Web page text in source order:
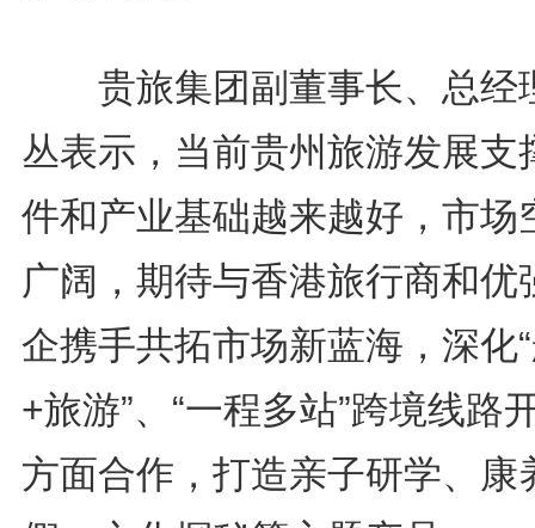
贵旅集团副董事长、总经
丛表示，当前贵州旅游发展支
件和产业基础越来越好，市场
广阔，期待与香港旅行商和优
企携手共拓市场新蓝海，深化
+旅游”、“一程多站”跨境线路
方面合作，打造亲子研学、康